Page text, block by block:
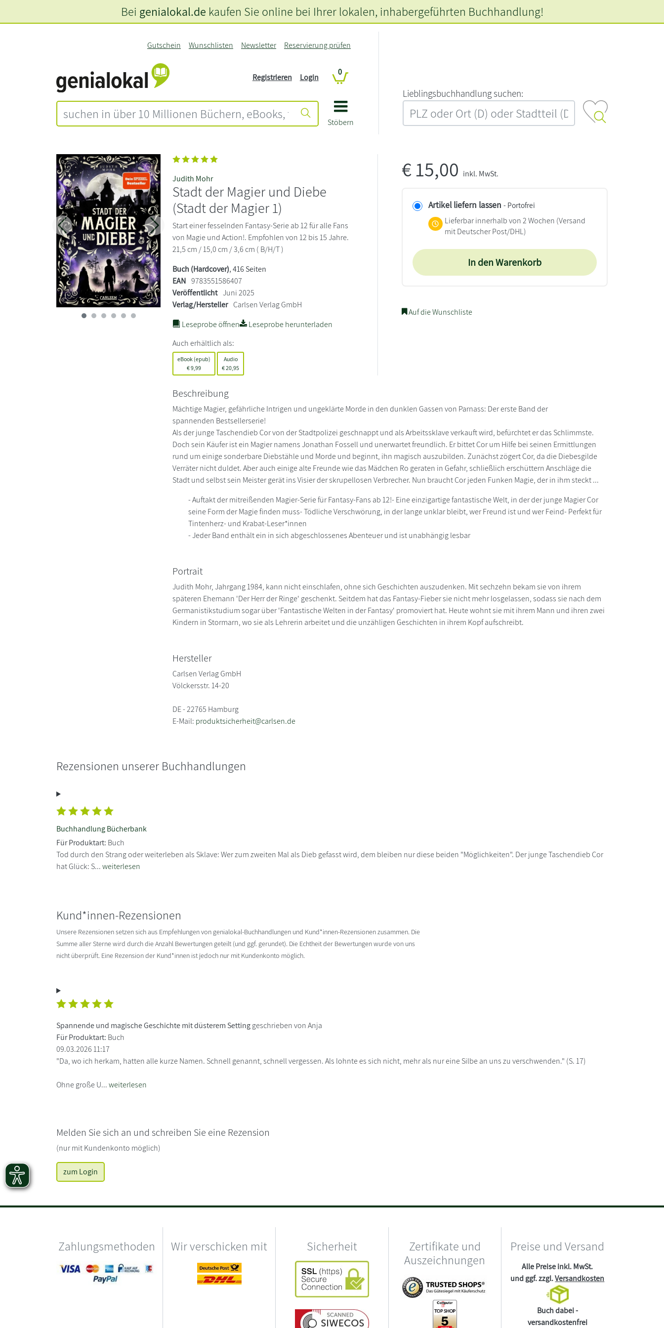
Stöbern
Gutschein Wunschlisten Newsletter Reservierung prüfen
Registrieren Login
0
L‍i‍e‍b‍l‍i‍n‍g‍s‍b‍u‍c‍h‍h‍a‍n‍d‍l‍u‍n‍g‍ ‍s‍u‍c‍h‍e‍n‍:‍
Bei genialokal.de kaufen Sie online bei Ihrer lokalen, inhabergeführten Buchhandlung!
Zurück Weiter
Judith Mohr
Stadt der Magier und Diebe
(Stadt der Magier 1)
Start einer fesselnden Fantasy-Serie ab 12 für alle Fans
von Magie und Action!. Empfohlen von 12 bis 15 Jahre.
21,5 cm / 15,0 cm / 3,6 cm ( B/H/T )
Buch (Hardcover), 416 Seiten
EAN 9783551586407
Veröffentlicht Juni 2025
Verlag/Hersteller Carlsen Verlag GmbH
Leseprobe öffnen
Leseprobe herunterladen
Auch erhältlich als:
eBook (epub)
€9,99
Audio
€20,95
€15,00 inkl. MwSt.
Artikel liefern lassen - Portofrei
Lieferbar innerhalb von 2 Wochen (Versand
mit Deutscher Post/DHL)
In den Warenkorb
Auf die Wunschliste
Beschreibung
Mächtige Magier, gefährliche Intrigen und ungeklärte Morde in den dunklen Gassen von Parnass: Der erste Band der
spannenden Bestsellerserie!
Als der junge Taschendieb Cor von der Stadtpolizei geschnappt und als Arbeitssklave verkauft wird, befürchtet er das Schlimmste.
Doch sein Käufer ist ein Magier namens Jonathan Fossell und unerwartet freundlich. Er bittet Cor um Hilfe bei seinen Ermittlungen
rund um einige sonderbare Diebstähle und Morde und beginnt, ihn magisch auszubilden. Zunächst zögert Cor, da die Diebesgilde
Verräter nicht duldet. Aber auch einige alte Freunde wie das Mädchen Ro geraten in Gefahr, schließlich erschüttern Anschläge die
Stadt und selbst sein Meister gerät ins Visier der skrupellosen Verbrecher. Nun braucht Cor jeden Funken Magie, der in ihm steckt ...
- Auftakt der mitreißenden Magier-Serie für Fantasy-Fans ab 12!- Eine einzigartige fantastische Welt, in der der junge Magier Cor
seine Form der Magie finden muss- Tödliche Verschwörung, in der lange unklar bleibt, wer Freund ist und wer Feind- Perfekt für
Tintenherz- und Krabat-Leser*innen
- Jeder Band enthält ein in sich abgeschlossenes Abenteuer und ist unabhängig lesbar
Portrait
Judith Mohr, Jahrgang 1984, kann nicht einschlafen, ohne sich Geschichten auszudenken. Mit sechzehn bekam sie von ihrem
späteren Ehemann 'Der Herr der Ringe' geschenkt. Seitdem hat das Fantasy-Fieber sie nicht mehr losgelassen, sodass sie nach dem
Germanistikstudium sogar über 'Fantastische Welten in der Fantasy' promoviert hat. Heute wohnt sie mit ihrem Mann und ihren zwei
Kindern in Stormarn, wo sie als Lehrerin arbeitet und die unzähligen Geschichten in ihrem Kopf aufschreibt.
Hersteller
Carlsen Verlag GmbH
Völckersstr. 14-20
DE - 22765 Hamburg
E-Mail: produktsicherheit@carlsen.de
Rezensionen unserer Buchhandlungen
Buchhandlung Bücherbank
Für Produktart: Buch
Tod durch den Strang oder weiterleben als Sklave: Wer zum zweiten Mal als Dieb gefasst wird, dem bleiben nur diese beiden "Möglichkeiten". Der junge Taschendieb Cor
hat Glück: S...weiterlesen
Kund*innen-Rezensionen
Unsere Rezensionen setzen sich aus Empfehlungen von genialokal-Buchhandlungen und Kund*innen-Rezensionen zusammen. Die
Summe aller Sterne wird durch die Anzahl Bewertungen geteilt (und ggf. gerundet). Die Echtheit der Bewertungen wurde von uns
nicht überprüft. Eine Rezension der Kund*innen ist jedoch nur mit Kundenkonto möglich.
Spannende und magische Geschichte mit düsterem Settinggeschrieben von Anja
Für Produktart: Buch
09.03.2026 11:17
"Da, wo ich herkam, hatten alle kurze Namen. Schnell genannt, schnell vergessen. Als lohnte es sich nicht, mehr als nur eine Silbe an uns zu verschwenden." (S. 17)
Ohne große U...weiterlesen
Melden Sie sich an und schreiben Sie eine Rezension
(nur mit Kundenkonto möglich)
zum Login
Zahlungsmethoden Wir verschicken mit Sicherheit
Zertifikate und
Auszeichnungen
Preise und Versand
Alle Preise inkl. MwSt.
und ggf. zzgl.Versandkosten
Buch dabei -
versandkostenfrei